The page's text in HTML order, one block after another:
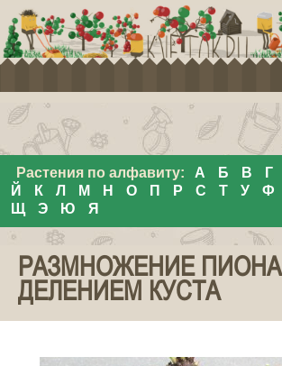
Растения по алфавиту: А Б В Г
Й
К Л М Н О П Р С Т У Ф
Щ
Э Ю Я
РАЗМНОЖЕНИЕ ПИОНА
ДЕЛЕНИЕМ КУСТА